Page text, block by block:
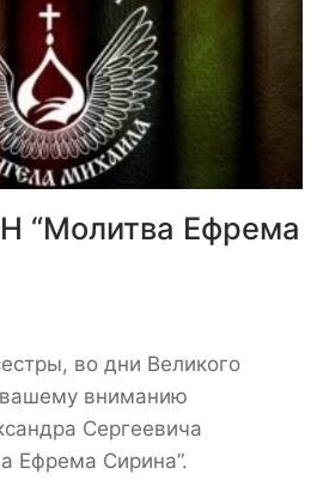
“Молитва Ефрема
во дни Великого
вниманию
Сергеевича
Ефрема Сирина”.